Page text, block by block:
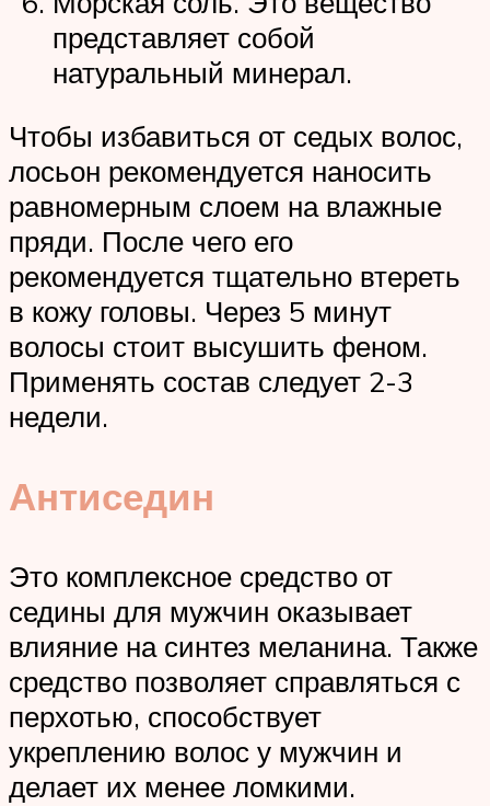
представляет собой
натуральный минерал.
Чтобы избавиться от седых волос,
лосьон рекомендуется наносить
равномерным слоем на влажные
пряди. После чего его
рекомендуется тщательно втереть
в кожу головы. Через 5 минут
волосы стоит высушить феном.
Применять состав следует 2-3
недели.
Антиседин
Это комплексное средство от
седины для мужчин оказывает
влияние на синтез меланина. Также
средство позволяет справляться с
перхотью, способствует
укреплению волос у мужчин и
делает их менее ломкими.